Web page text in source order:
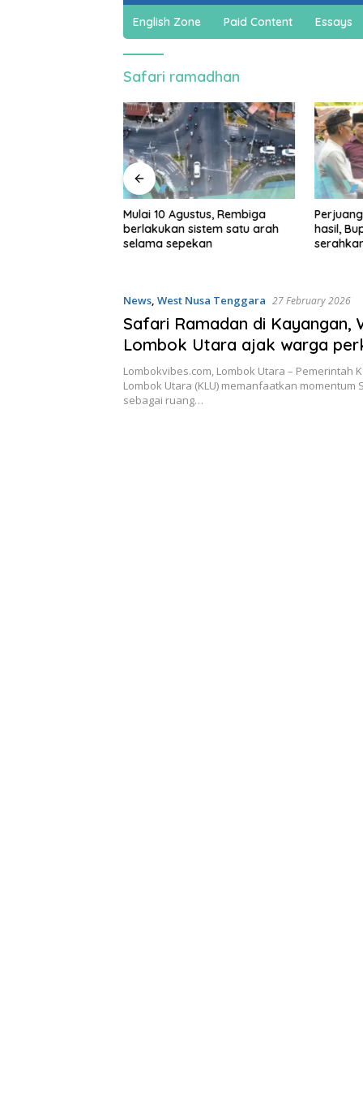
English Zone Paid Content Essays
Safari ramadhan
Mulai 10 Agustus, Rembiga
berlakukan sistem satu arah
selama sepekan
hasil,
News, West Nusa Tenggara 27 February 2026
Safari Ramadan di Kayangan,
Lombok Utara ajak warga
sinergi di tengah tantangan
Lombokvibes.com, Lombok Utara – Pemerintah
Lombok Utara (KLU) memanfaatkan momentum
sebagai ruang…